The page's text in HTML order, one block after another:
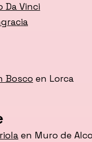
Da Vinci
Bosco en Lorca
en Muro de